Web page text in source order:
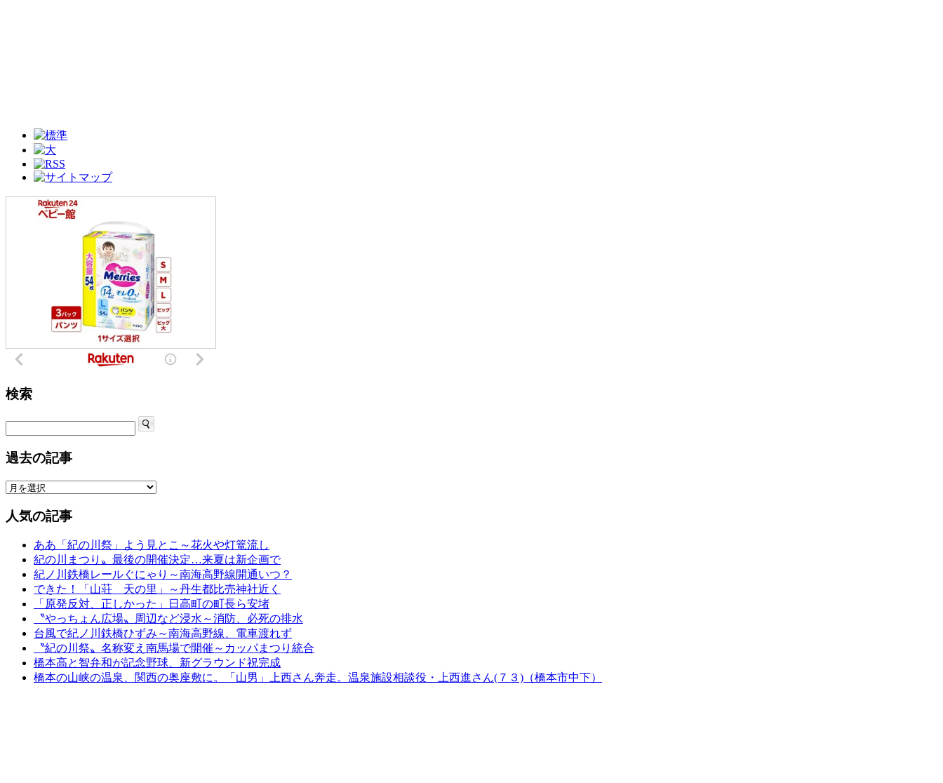
検索
過去の記事
人気の記事
ああ「紀の川祭」よう見とこ～花火や灯篭流し
紀の川まつり〟最後の開催決定…来夏は新企画で
紀ノ川鉄橋レールぐにゃり～南海高野線開通いつ？
できた！「山荘 天の里」～丹生都比売神社近く
「原発反対、正しかった」日高町の町長ら安堵
〝やっちょん広場〟周辺など浸水～消防、必死の排水
台風で紀ノ川鉄橋ひずみ～南海高野線、電車渡れず
〝紀の川祭〟名称変え南馬場で開催～カッパまつり統合
橋本高と智弁和が記念野球、新グラウンド祝完成
橋本の山峡の温泉、関西の奥座敷に。「山男」上西さん奔走。温泉施設相談役・上西進さん(７３)（橋本市中下）